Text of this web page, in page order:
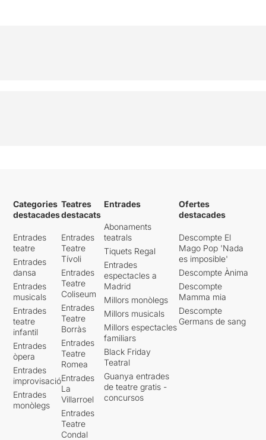
Categories
destacades
Entrades
teatre
Entrades
dansa
Entrades
musicals
Entrades
teatre
infantil
Entrades
òpera
Entrades
improvisació
Entrades
monòlegs
Teatres
destacats
Entrades
Teatre
Tívoli
Entrades
Teatre
Coliseum
Entrades
Teatre
Borràs
Entrades
Teatre
Romea
Entrades
La
Villarroel
Entrades
Teatre
Condal
Entrades
Abonaments
teatrals
Tiquets Regal
Entrades
espectacles a
Madrid
Millors monòlegs
Millors musicals
Millors espectacles
familiars
Black Friday
Teatral
Guanya entrades
de teatre gratis -
concursos
Ofertes
destacades
Descompte El
Mago Pop 'Nada
es imposible'
Descompte Ànima
Descompte
Mamma mia
Descompte
Germans de sang